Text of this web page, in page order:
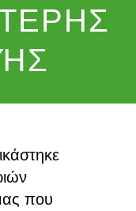
που